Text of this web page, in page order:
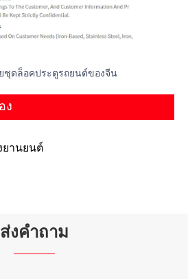
ชุดล็อคประตูรถยนต์ของจีน
ง
ยานยนต์
ส่งคำถาม